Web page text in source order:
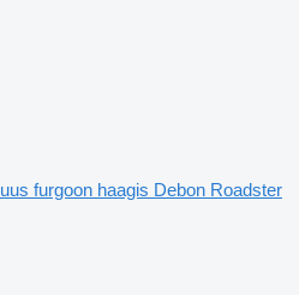
uus furgoon haagis Debon Roadster